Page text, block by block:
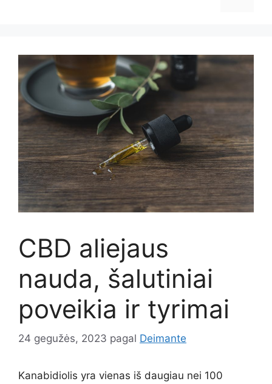
CBD aliejaus
nauda, šalutiniai
poveikia ir tyrimai
24 gegužės, 2023 pagal Deimante
Kanabidiolis yra vienas iš daugiau nei 100